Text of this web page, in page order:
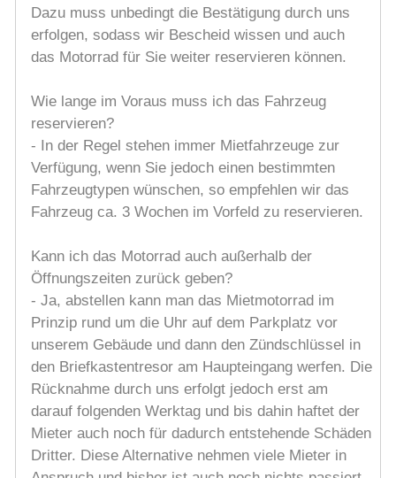
Dazu muss unbedingt die Bestätigung durch uns
erfolgen, sodass wir Bescheid wissen und auch
das Motorrad für Sie weiter reservieren können.
Wie lange im Voraus muss ich das Fahrzeug
reservieren?
- In der Regel stehen immer Mietfahrzeuge zur
Verfügung, wenn Sie jedoch einen bestimmten
Fahrzeugtypen wünschen, so empfehlen wir das
Fahrzeug ca. 3 Wochen im Vorfeld zu reservieren.
Kann ich das Motorrad auch außerhalb der
Öffnungszeiten zurück geben?
- Ja, abstellen kann man das Mietmotorrad im
Prinzip rund um die Uhr auf dem Parkplatz vor
unserem Gebäude und dann den Zündschlüssel in
den Briefkastentresor am Haupteingang werfen. Die
Rücknahme durch uns erfolgt jedoch erst am
darauf folgenden Werktag und bis dahin haftet der
Mieter auch noch für dadurch entstehende Schäden
Dritter. Diese Alternative nehmen viele Mieter in